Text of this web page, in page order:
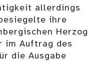
allerdings
ihre
Herzog
im Auftrag des
die Ausgabe